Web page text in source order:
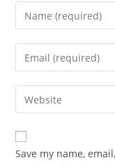
Save my name,